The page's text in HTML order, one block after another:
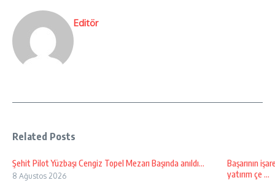
Editör
Related Posts
Şehit Pilot Yüzbaşı Cengiz Topel Mezarı Başında anıldı…
8 Ağustos 2026
Başarının
yatırım çe ...